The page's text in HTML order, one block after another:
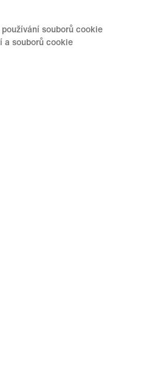
souborů cookie
a souborů cookie